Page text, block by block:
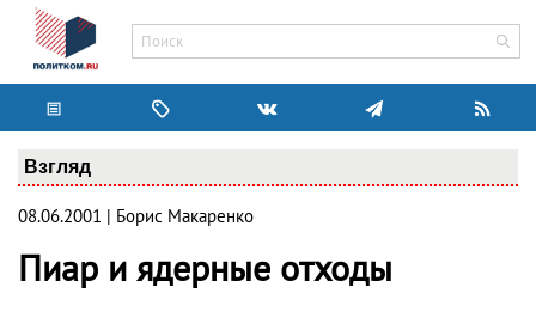
Взгляд
08.06.2001 | Борис Макаренко
Пиар и ядерные отходы